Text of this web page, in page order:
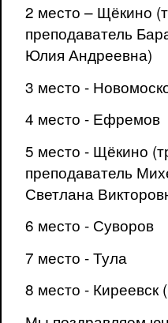
2 место – Щёкино
преподаватель
Юлия Андреевна)
3 место -
4 место - Ефремов
5 место - Щёкино
преподаватель
Светлана
6 место - Суворов
7 место - Тула
8 место - Киреевск